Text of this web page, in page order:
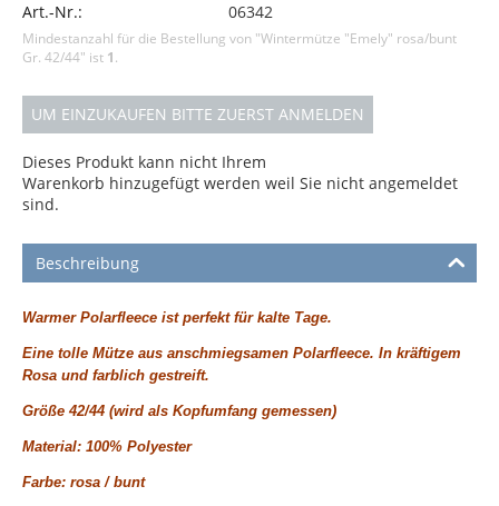
Art.-Nr.: 06342
Mindestanzahl für die Bestellung von "Wintermütze "Emely" rosa/bunt
Gr. 42/44" ist 1.
UM EINZUKAUFEN BITTE ZUERST ANMELDEN
Dieses Produkt kann nicht Ihrem
Warenkorb hinzugefügt werden weil Sie nicht angemeldet
sind.
Beschreibung
Warmer Polarfleece ist perfekt für kalte Tage.
Eine tolle Mütze aus anschmiegsamen Polarfleece. In kräftigem
Rosa und farblich gestreift.
Größe 42/44 (wird als Kopfumfang gemessen)
Material: 100% Polyester
Farbe: rosa / bunt